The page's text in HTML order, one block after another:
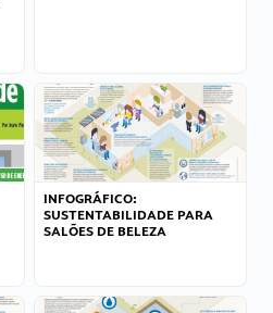
INFOGRÁFICO:
SUSTENTABILIDADE PARA
SALÕES DE BELEZA